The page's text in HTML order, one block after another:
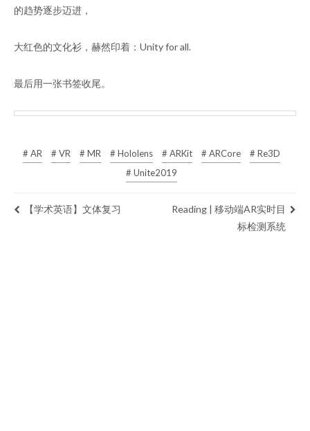
的趋势逐步迈进，
大红色的文化衫，赫然印着：Unity for all.
最后用一张书签收尾。
# AR # VR # MR # Hololens # ARKit # ARCore
# Re3D
# Unite2019
【学术英语】文体复习
Reading | 移动端AR实时目
标检测系统